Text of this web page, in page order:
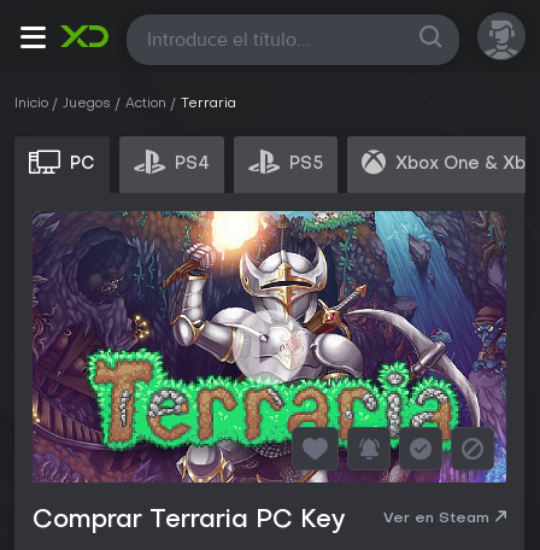
Todas
Inicio Juegos Action Terraria
PC PS4 PS5 Xbox One &
Comprar Terraria PC Key Ver en Steam